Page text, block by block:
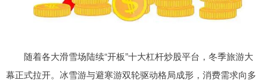
随着各大滑雪场陆续“开板”十大杠杆炒股平台，冬季旅游大
幕正式拉开。冰雪游与避寒游双轮驱动格局成形，消费需求向多